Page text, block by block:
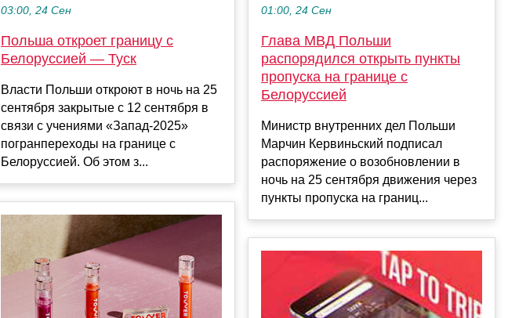
03:00, 24 Сен
Польша откроет границу с
Белоруссией — Туск
Власти Польши откроют в ночь на 25
сентября закрытые с 12 сентября в
связи с учениями «Запад-2025»
погранпереходы на границе с
Белоруссией. Об этом з...
01:00, 24 Сен
Глава МВД Польши
распорядился открыть пункты
пропуска на границе с
Белоруссией
Министр внутренних дел Польши
Марчин Кервиньский подписал
распоряжение о возобновлении в
ночь на 25 сентября движения через
пункты пропуска на границ...